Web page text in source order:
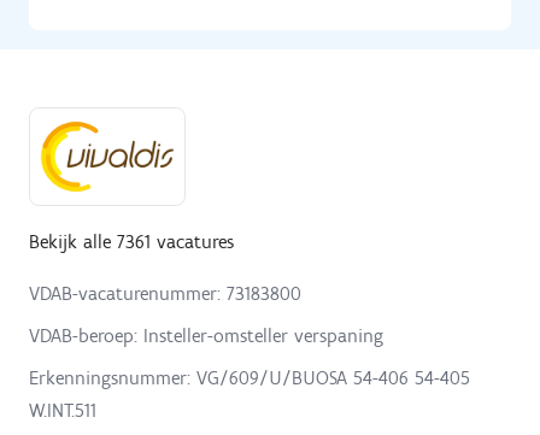
Bekijk alle 7361 vacatures
VDAB-vacaturenummer: 73183800
VDAB-beroep: Insteller-omsteller verspaning
Erkenningsnummer: VG/609/U/BUOSA 54-406 54-405
W.INT.511